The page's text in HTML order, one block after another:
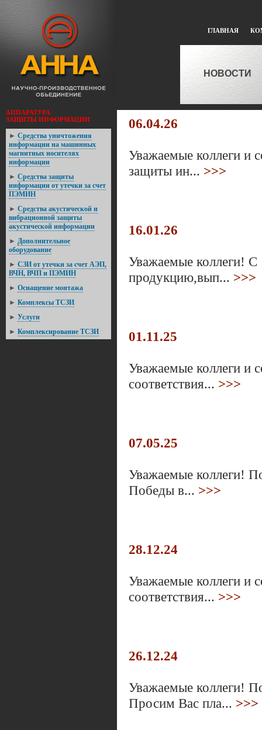
ГЛАВНАЯ
НОВОСТИ
06.04.26
Уважаемые коллеги и
защиты ин... >>>
16.01.26
Уважаемые коллеги! С
продукцию,вып... >>>
01.11.25
Уважаемые коллеги и
соответствия... >>>
07.05.25
Уважаемые коллеги!
Победы в... >>>
28.12.24
Уважаемые коллеги и
соответствия... >>>
26.12.24
Уважаемые коллеги!
Просим Вас пла... >>>
АППАРАТУРА
ЗАЩИТЫ ИНФОРМАЦИИ
► Средства уничтожения
информации на машинных
магнитных носителях
информации
► Средствa защиты
информации от утечки за счет
ПЭМИН
► Средства акустической и
вибрационной защиты
акустической информации
► Дополнительное
оборудование
► СЗИ от утечки за счет АЭП,
ВЧН, ВЧП и ПЭМИН
► Оснащение монтажа
► Комплексы ТСЗИ
► Услуги
► Комплексирование ТСЗИ